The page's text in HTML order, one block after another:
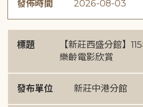
發佈時間 2026-08-03
標題
【新莊西盛分館】
樂齡電影欣賞
發布單位 新莊中港分館